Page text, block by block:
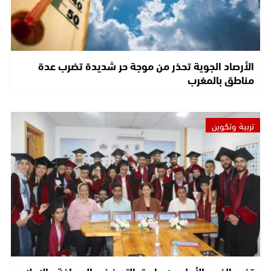
الأرصاد الجوية تحذر من موجة حر شديدة تضرب عدة
مناطق بالمغرب
تربية وتكوين